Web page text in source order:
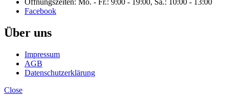
Facebook
Über uns
Impressum
AGB
Datenschutzerklärung
Close